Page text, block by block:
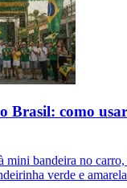
Brasil: como
mini bandeira no carro,
verde e